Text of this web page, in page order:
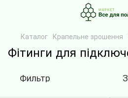
Каталог Крапельне зрошення
Фітинги для
Фильтр